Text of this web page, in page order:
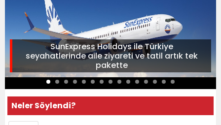
SunExpress Holidays ile Türkiye
seyahatlerinde aile ziyareti ve tatil artık tek
pakette
Neler Söylendi?